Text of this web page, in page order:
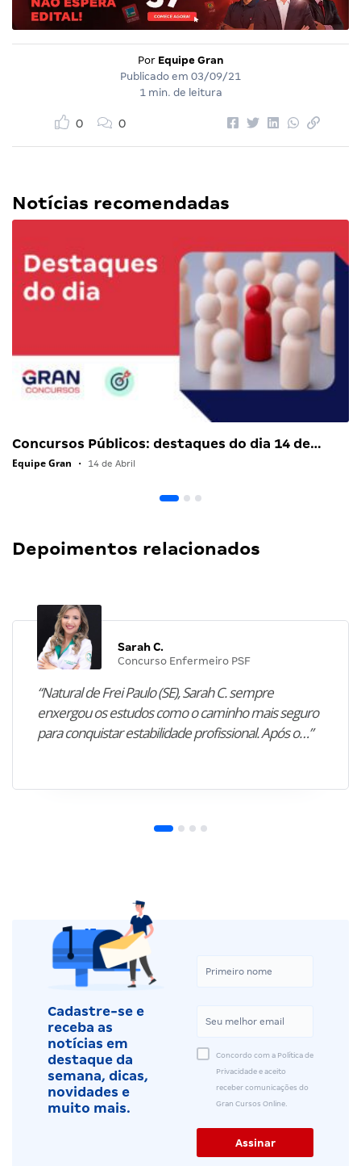
Por Equipe Gran
Publicado em 03/09/21
1 min. de leitura
0 0
Notícias recomendadas
Concursos Públicos: destaques do dia 14 de…
Equipe Gran • 14 de Abril
Depoimentos relacionados
Sarah C.
Concurso Enfermeiro PSF
“Natural de Frei Paulo (SE), Sarah C. sempre
enxergou os estudos como o caminho mais seguro
para conquistar estabilidade profissional. Após o…”
Cadastre-se e
receba as
notícias em
destaque da
semana, dicas,
novidades e
muito mais.
Concordo com a Política de
Privacidade e aceito
receber comunicações do
Gran Cursos Online.